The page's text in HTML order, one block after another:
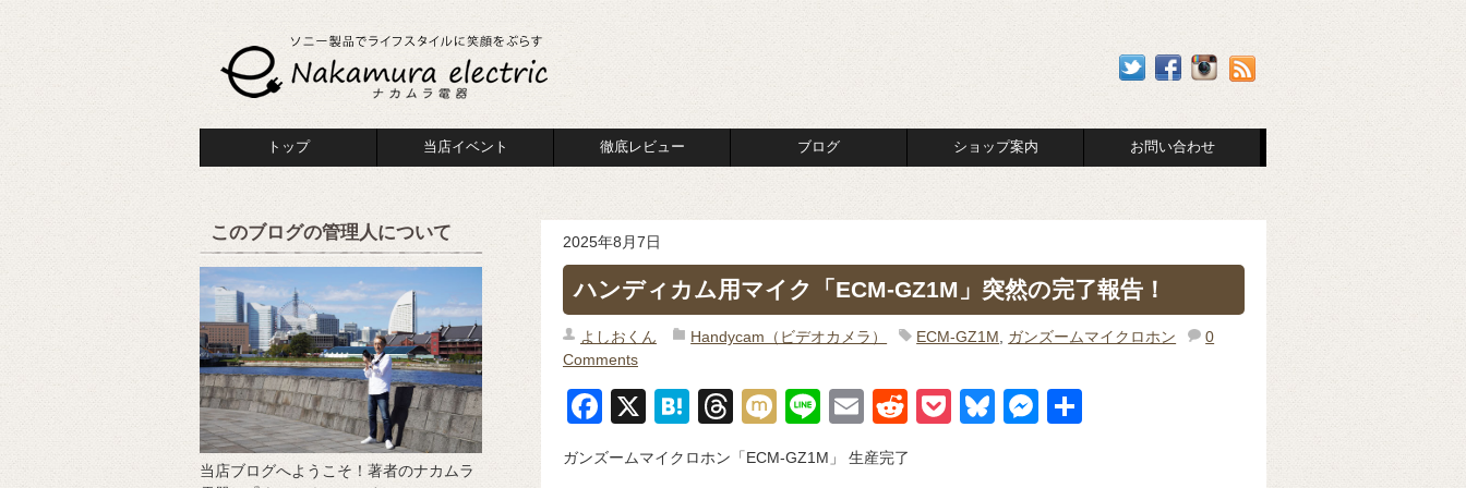
トップ 当店イベント 徹底レビュー ブログ ショップ案内 お問い合わせ
2025年8月7日
ハンディカム用マイク「ECM-GZ1M」突然の完了報告！
よしおくん Handycam（ビデオカメラ） ECM-GZ1M ガンズームマイクロホン
0
Comments
F
a
c
X
H
e
T
hr
e
M
Li
e
E
m
ail
R
e
P
Bl
M
ガンズームマイクロホン「ECM-GZ1M」 生産完了
このブログの管理人について
当店ブログへようこそ！著者のナカムラ